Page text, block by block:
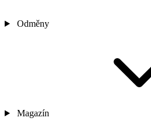
Odměny
Magazín